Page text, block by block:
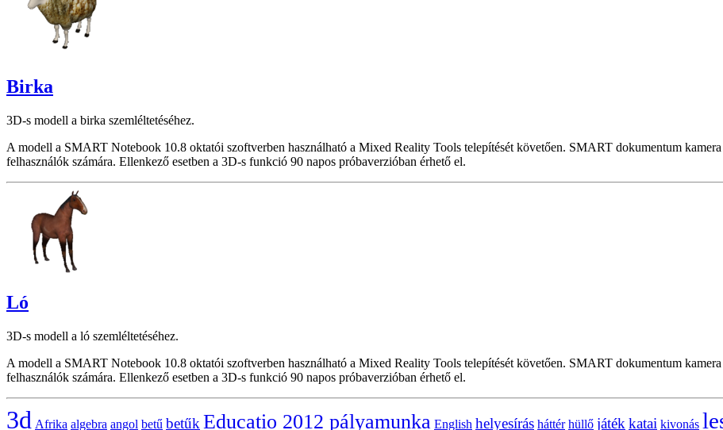
Birka
3D-s modell a birka szemléltetéséhez.
A modell a SMART Notebook 10.8 oktatói szoftverben használható a Mixed Reality Tools telepítését követően. SMART dokumentum
felhasználók számára. Ellenkező esetben a 3D-s funkció 90 napos próbaverzióban érhető el.
Ló
3D-s modell a ló szemléltetéséhez.
A modell a SMART Notebook 10.8 oktatói szoftverben használható a Mixed Reality Tools telepítését követően. SMART dokumentum
felhasználók számára. Ellenkező esetben a 3D-s funkció 90 napos próbaverzióban érhető el.
3d Afrika algebra angol betű betűk Educatio 2012 pályamunka English helyesírás háttér hüllő játék katai kivonás